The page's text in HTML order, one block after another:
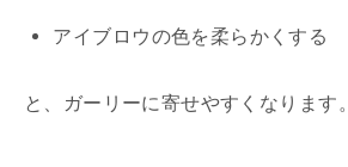
アイブロウの色を柔らかくする
と、ガーリーに寄せやすくなります。